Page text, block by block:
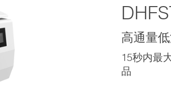
高通量
15秒内最
品